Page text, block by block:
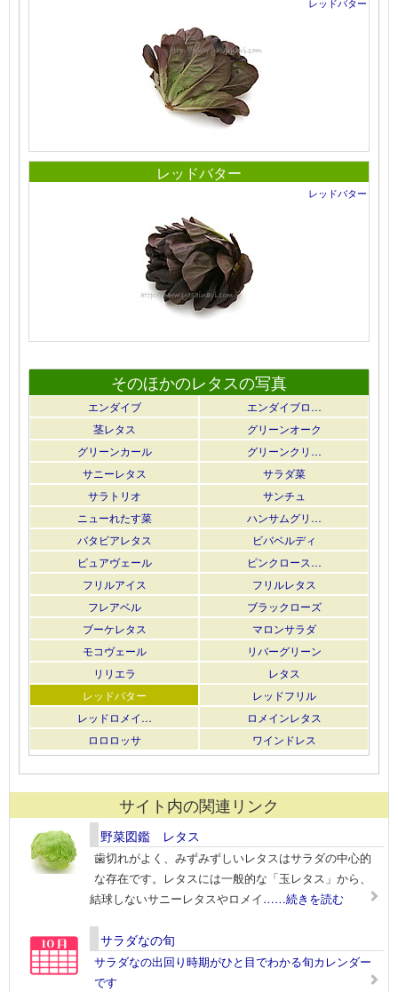
レッドバター
レッドバター
そのほかのレタスの写真
エンダイブ
エンダイブロ…
茎レタス
グリーンオーク
グリーンカール
グリーンクリ…
サニーレタス
サラダ菜
サラトリオ
サンチュ
ニューれたす菜
ハンサムグリ…
バタビアレタス
ビバベルディ
ピュアヴェール
ピンクロース…
フリルアイス
フリルレタス
フレアベル
ブラックローズ
ブーケレタス
マロンサラダ
モコヴェール
リバーグリーン
リリエラ
レタス
レッドバター
レッドフリル
レッドロメイ…
ロメインレタス
ロロロッサ
ワインドレス
サイト内の関連リンク
野菜図鑑 レタス
歯切れがよく、みずみずしいレタスはサラダの中心的
な存在です。レタスには一般的な「玉レタス」から、
結球しないサニーレタスやロメイ……続きを読む
サラダなの旬
サラダなの出回り時期がひと目でわかる旬カレンダー
です